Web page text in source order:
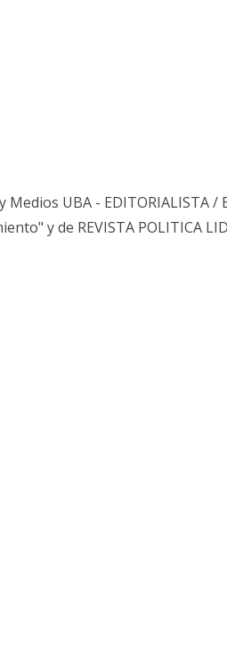
UBA - EDITORIALISTA /
y de REVISTA POLITICA